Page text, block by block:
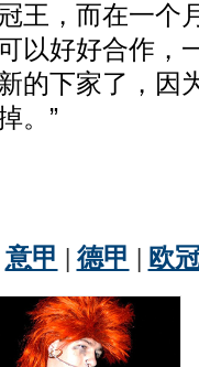
王，而在一个
以好好合作，
的下家了，因
。”